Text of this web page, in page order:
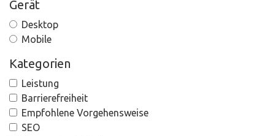
Gerät
Desktop
Mobile
Kategorien
Leistung
Barrierefreiheit
Empfohlene Vorgehensweise
SEO